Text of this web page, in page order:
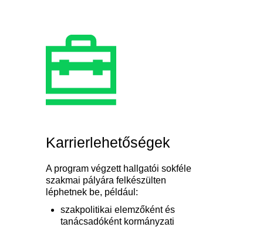
Karrierlehetőségek
A program végzett hallgatói sokféle
szakmai pályára felkészülten
léphetnek be, például:
szakpolitikai elemzőként és
tanácsadóként kormányzati